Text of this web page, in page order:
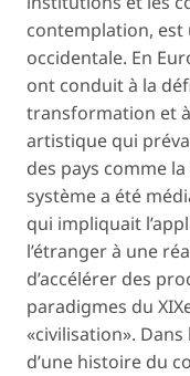
contemplation,
occidentale. En
ont conduit à la
transformation et
artistique qui
des pays comme
système a été
qui impliquait
l’étranger à une
d’accélérer des
paradigmes du
«civilisation».
d’une histoire du